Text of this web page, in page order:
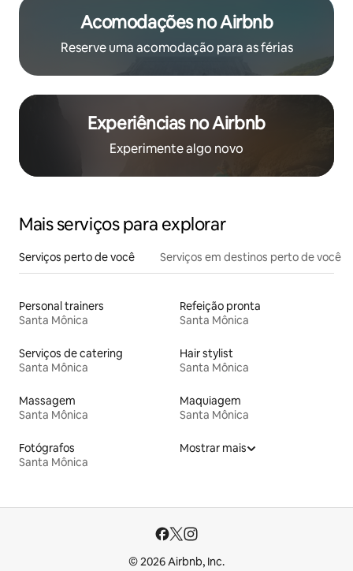
Acomodações no Airbnb
Reserve uma acomodação para as férias
Experiências no Airbnb
Experimente algo novo
Mais serviços para explorar
Serviços perto de você Serviços em destinos perto de você
Personal trainers
Santa Mônica
Refeição pronta
Santa Mônica
Serviços de catering
Santa Mônica
Hair stylist
Santa Mônica
Massagem
Santa Mônica
Maquiagem
Santa Mônica
Fotógrafos
Santa Mônica
Mostrar mais
© 2026 Airbnb, Inc.